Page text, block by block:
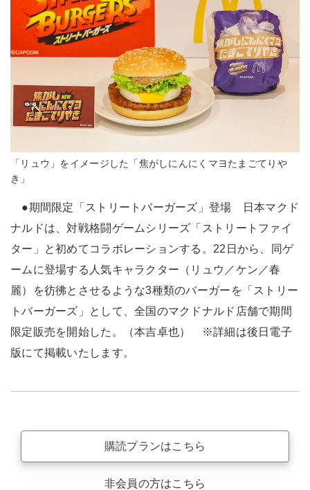
「リュウ」をイメージした「焦がしにんにくマヨたまごてりや
き」
●期間限定「ストリートバーガーズ」登場 日本マクド
ナルドは、対戦格闘ゲームシリーズ「ストリートファイ
ター」と初めてコラボレーションする。22日から、同ゲ
ームに登場する人気キャラクター（リュウ／ケン／春
麗）を彷彿とさせるような3種類のバーガーを「ストリー
トバーガーズ」として、全国のマクドナルド店舗で期間
限定販売を開始した。（本吉卓也） ※詳細は後日電子
版にて掲載いたします。
購読プランはこちら
非会員の方はこちら